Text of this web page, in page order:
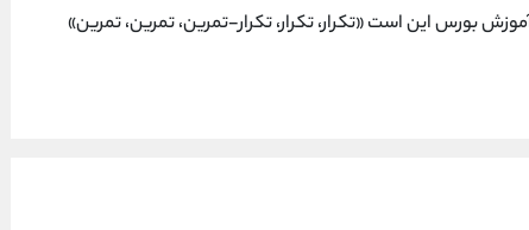
بورس این است «تکرار، تکرار، تکرار-تمرین، تمرین، تمرین»